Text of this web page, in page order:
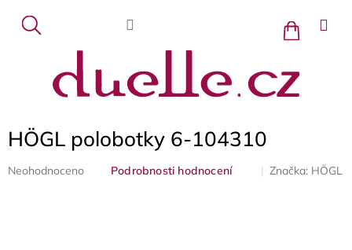
obsah
Nákupní
košík
HÖGL polobotky 6-104310
Průměrné
Neohodnoceno Podrobnosti hodnocení Značka: HÖGL